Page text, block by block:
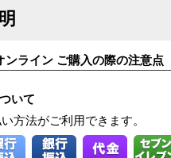
ンライン ご購入の際の注意点
いて
方法がご利用できます。